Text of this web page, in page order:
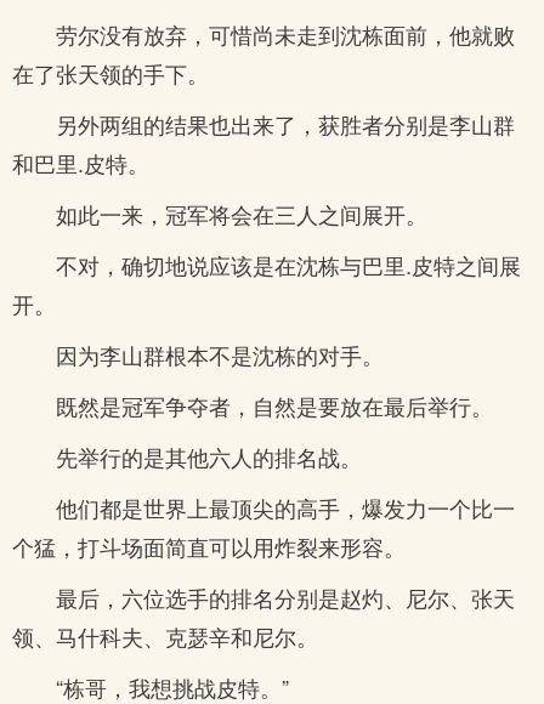
劳尔没有放弃，可惜尚未走到沈栋面前，他就败
在了张天领的手下。
另外两组的结果也出来了，获胜者分别是李山群
和巴里.皮特。
如此一来，冠军将会在三人之间展开。
不对，确切地说应该是在沈栋与巴里.皮特之间展
开。
因为李山群根本不是沈栋的对手。
既然是冠军争夺者，自然是要放在最后举行。
先举行的是其他六人的排名战。
他们都是世界上最顶尖的高手，爆发力一个比一
个猛，打斗场面简直可以用炸裂来形容。
最后，六位选手的排名分别是赵灼、尼尔、张天
领、马什科夫、克瑟辛和尼尔。
“栋哥，我想挑战皮特。”